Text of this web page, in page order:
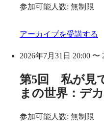
参加可能人数: 無制限
アーカイブを受講する
2026年7月31日 20:00 〜
第5回 私が見
まの世界：デ
参加可能人数: 無制限